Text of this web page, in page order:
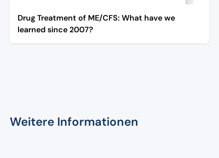
Drug Treatment of ME/CFS: What have we
learned since 2007?
Weitere Informationen